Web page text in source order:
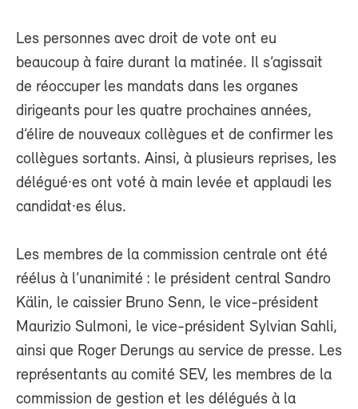
Les personnes avec droit de vote ont eu
beaucoup à faire durant la matinée. Il s’agissait
de réoccuper les mandats dans les organes
dirigeants pour les quatre prochaines années,
d’élire de nouveaux collègues et de confirmer les
collègues sortants. Ainsi, à plusieurs reprises, les
délégué·es ont voté à main levée et applaudi les
candidat·es élus.
Les membres de la commission centrale ont été
réélus à l’unanimité : le président central Sandro
Kälin, le caissier Bruno Senn, le vice-président
Maurizio Sulmoni, le vice-président Sylvian Sahli,
ainsi que Roger Derungs au service de presse. Les
représentants au comité SEV, les membres de la
commission de gestion et les délégués à la